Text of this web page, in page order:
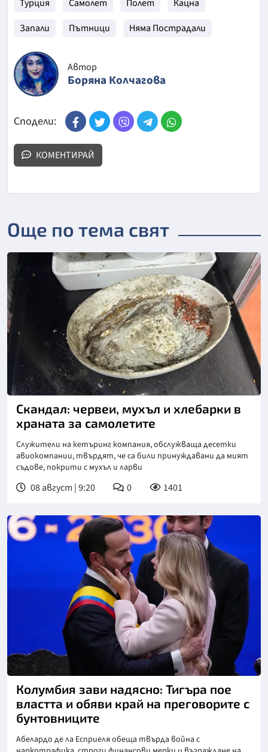
Турция
Самолет Полет
Кацна
Запали
Пътници Няма Пострадали
Автор
Боряна Колчагова
Сподели:
КОМЕНТИРАЙ
Още по тема свят
Скандал: червеи, мухъл и хлебарки в
храната за самолетите
Служители на кетъринг компания, обслужваща десетки
авиокомпании, твърдят, че са били принуждавани да мият
съдове, покрити с мухъл и ларви
08 август | 9:20 0 1401
Снимка: БТА
Колумбия зави надясно: Тигъра пое
властта и обяви край на преговорите с
бунтовниците
Абелардо де ла Есприеля обеща твърда война с